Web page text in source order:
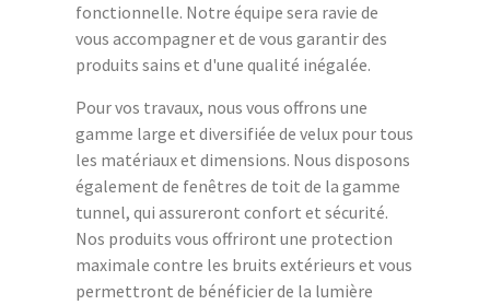
fonctionnelle. Notre équipe sera ravie de
vous accompagner et de vous garantir des
produits sains et d'une qualité inégalée.
Pour vos travaux, nous vous offrons une
gamme large et diversifiée de velux pour tous
les matériaux et dimensions. Nous disposons
également de fenêtres de toit de la gamme
tunnel, qui assureront confort et sécurité.
Nos produits vous offriront une protection
maximale contre les bruits extérieurs et vous
permettront de bénéficier de la lumière